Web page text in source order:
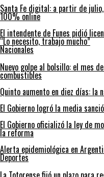
Santa Fe digital: a partir de
100% online
El intendente de Funes pidió
“Lo necesito, trabajo mucho”
Nacionales
Nuevo golpe al bolsillo: el mes
combustibles
Quinto aumento en diez días: la
El Gobierno logró la media
El Gobierno oficializó la ley de
la reforma
Alerta epidemiológica en
Deportes